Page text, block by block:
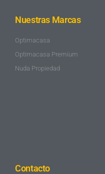
Nuestras Marcas
Optimacasa
Optimacasa Premium
Nuda Propiedad
Contacto